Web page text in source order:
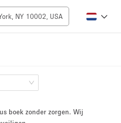
5000+ sq ft
boek zonder zorgen. Wij